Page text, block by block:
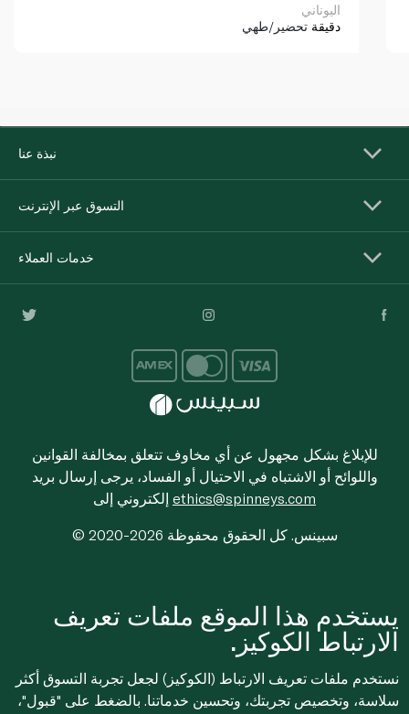
اليوناني
دقيقة تحضير/طهي
نبذة عنا
التسوق عبر الإنترنت
خدمات العملاء
للإبلاغ بشكل مجهول عن أي مخاوف تتعلق بمخالفة القوانين
واللوائح أو الاشتباه في الاحتيال أو الفساد، يرجى إرسال بريد
ethics@spinneys.com
© 2020-2026 سبينس. كل الحقوق محفوظة
يستخدم هذا الموقع ملفات تعريف
الارتباط الكوكيز.
نستخدم ملفات تعريف الارتباط (الكوكيز) لجعل تجربة التسوق أكثر
سلاسة، وتخصيص تجربتك، وتحسين خدماتنا. بالضغط على "قبول"،